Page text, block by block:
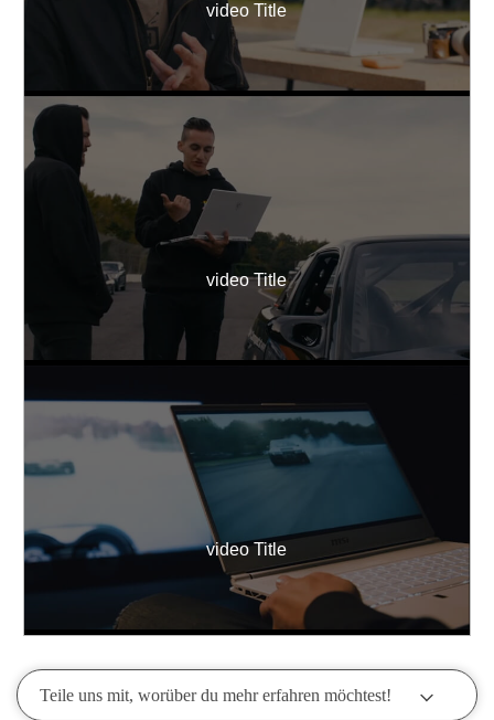
video Title
video Title
video Title
Teile uns mit, worüber du mehr erfahren möchtest!